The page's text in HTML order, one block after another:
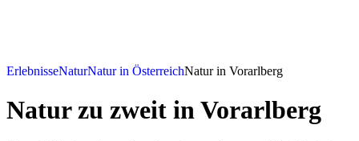
ErlebnisseNaturNatur in ÖsterreichNatur in Vorarlberg
Natur zu zweit in Vorarlberg